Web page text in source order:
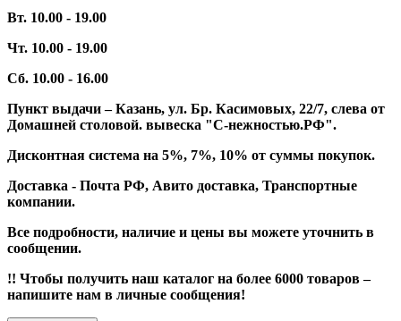
Вт. 10.00 - 19.00
Чт. 10.00 - 19.00
Сб. 10.00 - 16.00
Пункт выдачи – Казань, ул. Бр. Касимовых, 22/7, слева от
Домашней столовой. вывеска "С-нежностью.РФ".
Дисконтная система на 5%, 7%, 10% от суммы покупок.
Доставка - Почта РФ, Авито доставка, Транспортные
компании.
Все подробности, наличие и цены вы можете уточнить в
сообщении.
!! Чтобы получить наш каталог на более 6000 товаров –
напишите нам в личные сообщения!